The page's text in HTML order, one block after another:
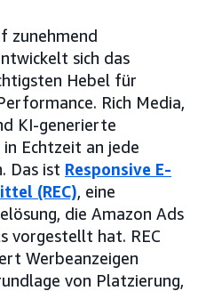
zunehmend
sich das
Hebel für
Rich Media,
KI-generierte
Echtzeit an jede
Das ist Responsive E-
(REC), eine
die Amazon Ads
vorgestellt hat. REC
Werbeanzeigen
von Platzierung,